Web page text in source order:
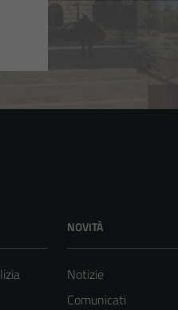
NOVITÀ
Notizie
Comunicati